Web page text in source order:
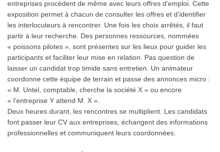
entreprises procèdent de même avec leurs offres d’emploi. Cette
exposition permet à chacun de consulter les offres et d’identifier
les interlocuteurs à rencontrer. Une fois les choix arrêtés, il faut
partir à leur recherche. Des personnes ressources, nommées
« poissons pilotes », sont présentes sur les lieux pour guider les
participants et faciliter leur mise en relation. Pas question de
laisser un candidat trop timide sans entretien. Un animateur
coordonne cette équipe de terrain et passe des annonces micro :
« M. Untel, comptable, cherche la société X » ou encore
« l’entreprise Y attend M. X ».
Deux heures durant, les rencontres se multiplient. Les candidats
font passer leur CV aux entreprises, échangent des informations
professionnelles et communiquent leurs coordonnées.